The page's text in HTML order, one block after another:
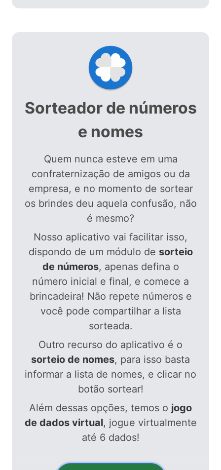
Sorteador de números
e nomes
Quem nunca esteve em uma
confraternização de amigos ou da
empresa, e no momento de sortear
os brindes deu aquela confusão, não
é mesmo?
Nosso aplicativo vai facilitar isso,
dispondo de um módulo de sorteio
de números, apenas defina o
número inicial e final, e comece a
brincadeira! Não repete números e
você pode compartilhar a lista
sorteada.
Outro recurso do aplicativo é o
sorteio de nomes, para isso basta
informar a lista de nomes, e clicar no
botão sortear!
Além dessas opções, temos o jogo
de dados virtual, jogue virtualmente
até 6 dados!